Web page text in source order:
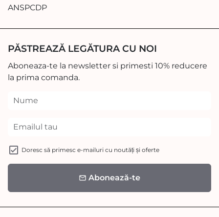
ANSPCDP
PĂSTREAZĂ LEGĂTURA CU NOI
Aboneaza-te la newsletter si primesti 10% reducere
la prima comanda.
Doresc să primesc e-mailuri cu noutăți și oferte
email Abonează-te